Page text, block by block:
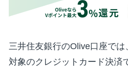
三井住友銀行のOlive口座では
対象のクレジットカード決済